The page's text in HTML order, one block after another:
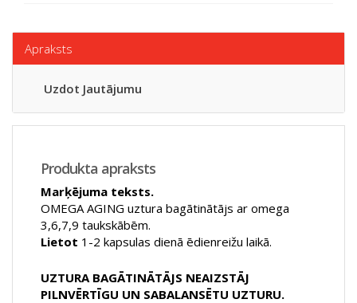
Apraksts
Uzdot Jautājumu
Produkta apraksts
Marķējuma teksts.
OMEGA AGING uztura bagātinātājs ar omega
3,6,7,9 taukskābēm.
Lietot 1-2 kapsulas dienā ēdienreižu laikā.
UZTURA BAGĀTINĀTĀJS NEAIZSTĀJ
PILNVĒRTĪGU UN SABALANSĒTU UZTURU.